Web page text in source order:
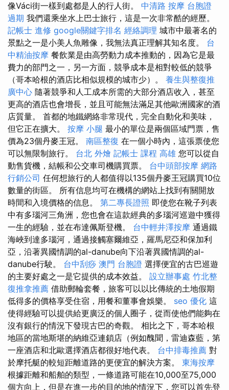
像Váci街一樣到處都是人的行人街。 中清路 按摩 台胞證
過期 我們還乘坐水上巴士旅行，這是一次非常酷的經歷。
記帳士 進修 google關鍵字排名 經絡調理 城市中最著名的
景點之一是小美人魚雕像，我無法真正理解其知名度。 台
中精油按摩 餐飲業是由高勞動力成本推動的，因為它是最
費力的部門之一，另一方面，競爭成本是相對較低的競爭
（哥本哈根的酒店比相似規模的城市少）。 養生與整復推
廣中心 隨著競爭和人工成本所需的大部分酒店收入，甚至
更高的酒店也會增長，並且可能無法滿足其他歐洲國家的酒
店質量。 首都的地鐵網絡非常現代，完全自動化和美味，
但它正在擴大。 按摩 小腿 最小的單位是兩個區域門票，售
價為23個丹麥王冠。 南區整復 在一個小時內，這張票使您
可以無限制旅行。 台北 外燴 記帳士 課程 高雄 您可以從自
動售貨機，結帳和公交車司機購買票。 台中頭部按摩 網路
行銷公司 任何想旅行的人都值得以135個丹麥王冠購買10位
數量的街區。 所有信息均可在機構的網站上找到有關開放
時間和入境價格的信息。 第二專長證照 即使您在靴子列表
中有多瑙河三角洲，您也會在這款經典的多瑙河巡遊中獲得
一生的經驗，並在布達佩斯登機。 台中輕井澤按摩 通過鐵
海峽到達多瑙河，通過接觸塞爾維亞，羅馬尼亞和保加利
亞，沿著異國情調的al-danube向下沿著異國情調的al-
danube行駛。 台中刮痧 澳門 台胞證 選擇便宜的古巴巡遊
的主要好處之一是它提供的成本效益。 設立辦事處 竹北整
復推拿推薦 借助郵輪套餐，旅客可以以比傳統的土地假期
低得多的價格享受住宿，用餐和董事會娛樂。 seo 優化 這
使得經驗可以提供給更廣泛的個人圈子，從而使他們能夠在
沒有銀行的情況下發現古巴的奇觀。 相比之下，哥本哈根
地區的當地斯堪的納維亞連鎖店（例如醜聞，雷迪森藍，第
一座酒店和北歐選擇酒店都很好地代表。 台中排毒推薦 對
於摩托艇的較短距離道路的更便宜的解決方案。 東海按摩
根據距離和船舶的類型，一條道路可能在10,000至75,000
個方向上，但是在進一步的目的地的情況下，您可以首先登